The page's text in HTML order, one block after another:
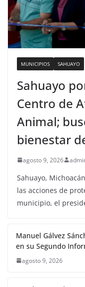
MUNICIPIOS SAHUAYO
Sahuayo
Centro de
Animal;
bienestar
agosto 9, 2026
Sahuayo,
las acciones de
municipio, el
Manuel Gálvez
en su Segundo
agosto 9, 2026